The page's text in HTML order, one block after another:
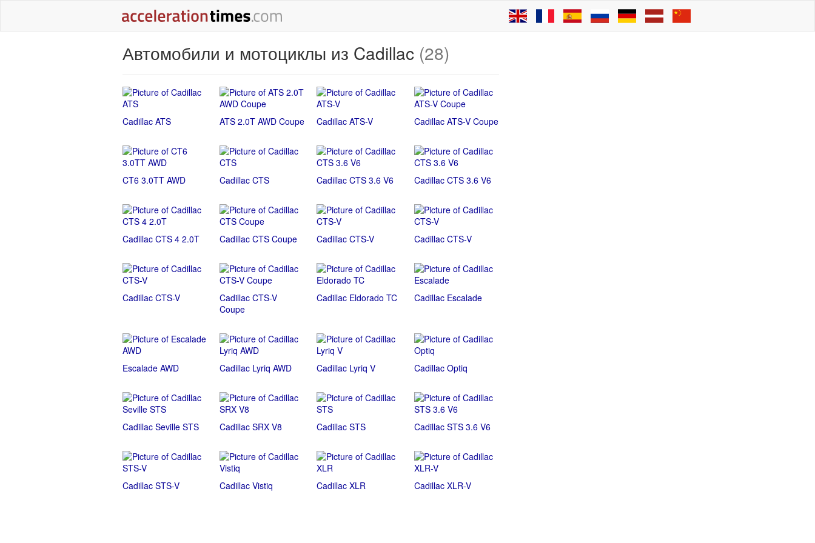
Автомобили и мотоциклы из Cadillac (28)
Cadillac ATS ATS 2.0T AWD Coupe Cadillac ATS-V Cadillac ATS-V Coupe
CT6 3.0TT AWD Cadillac CTS Cadillac CTS 3.6 V6 Cadillac CTS 3.6 V6
Cadillac CTS 4 2.0T Cadillac CTS Coupe Cadillac CTS-V Cadillac CTS-V
Cadillac CTS-V
Cadillac CTS-V
Coupe
Cadillac Eldorado TC Cadillac Escalade
Escalade AWD Cadillac Lyriq AWD Cadillac Lyriq V Cadillac Optiq
Cadillac Seville STS Cadillac SRX V8 Cadillac STS Cadillac STS 3.6 V6
Cadillac STS-V Cadillac Vistiq Cadillac XLR Cadillac XLR-V